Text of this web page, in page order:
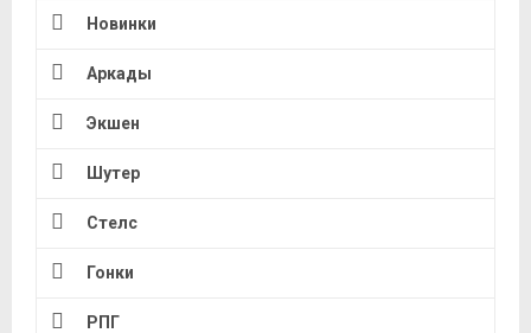
Новинки
Аркады
Экшен
Шутер
Стелс
Гонки
РПГ